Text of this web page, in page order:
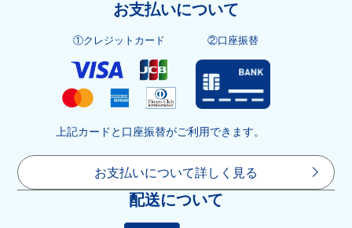
お支払いについて
①クレジットカード ②口座振替
上記カードと口座振替がご利用できます。
お支払いについて詳しく見る
配送について